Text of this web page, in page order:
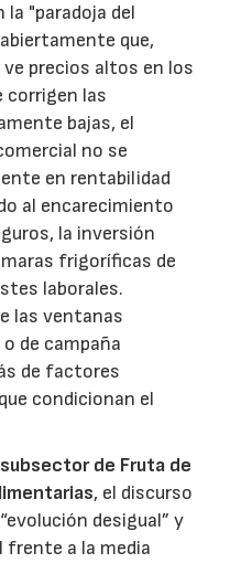
"paradoja del
que,
precios altos en los
corrigen las
bajas, el
no se
en rentabilidad
al encarecimiento
la inversión
frigoríficas de
laborales.
las ventanas
de campaña
de factores
condicionan el
subsector de Fruta de
, el discurso
desigual” y
frente a la media